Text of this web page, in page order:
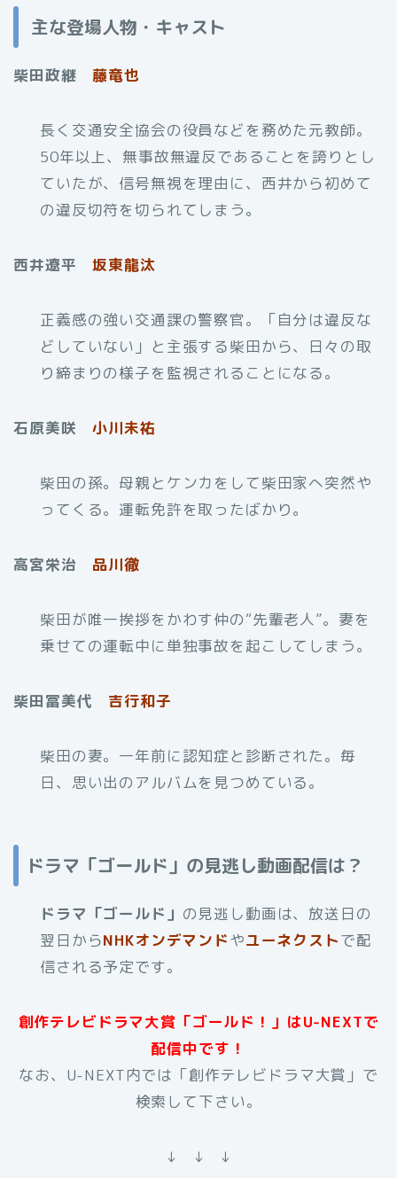
主な登場人物・キャスト
柴田政継 藤竜也
長く交通安全協会の役員などを務めた元教師。
50年以上、無事故無違反であることを誇りとし
ていたが、信号無視を理由に、西井から初めて
の違反切符を切られてしまう。
西井遼平坂東龍汰
正義感の強い交通課の警察官。「自分は違反な
どしていない」と主張する柴田から、日々の取
り締まりの様子を監視されることになる。
石原美咲小川未祐
柴田の孫。母親とケンカをして柴田家へ突然や
ってくる。運転免許を取ったばかり。
高宮栄治 品川徹
柴田が唯一挨拶をかわす仲の“先輩老人”。妻を
乗せての運転中に単独事故を起こしてしまう。
柴田冨美代 吉行和子
柴田の妻。一年前に認知症と診断された。毎
日、思い出のアルバムを見つめている。
ドラマ「ゴールド」の見逃し動画配信は？
ドラマ「ゴールド」 の見逃し動画は、放送日の
翌日からNHKオンデマンドやユーネクストで配
信される予定です。
創作テレビドラマ大賞「ゴールド！」はU-NEXTで
配信中です！
なお、U-NEXT内では「創作テレビドラマ大賞」で
検索して下さい。
↓ ↓ ↓